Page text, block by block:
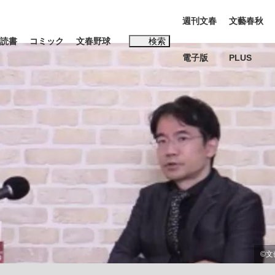
インタビュー 読書
日本代表“敗戦”の真実 選手が明かす...
将棋
読書 コミック 文春野球 検索
#松田聖子
週刊文春
電子版
文藝春秋
PLUS